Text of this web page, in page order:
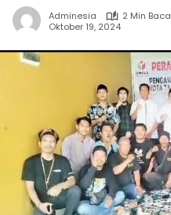
Adminesia
2 Min Baca
Oktober 19, 2024